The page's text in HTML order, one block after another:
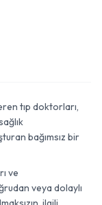
tıp doktorları,
bağımsız bir
ve
veya dolaylı